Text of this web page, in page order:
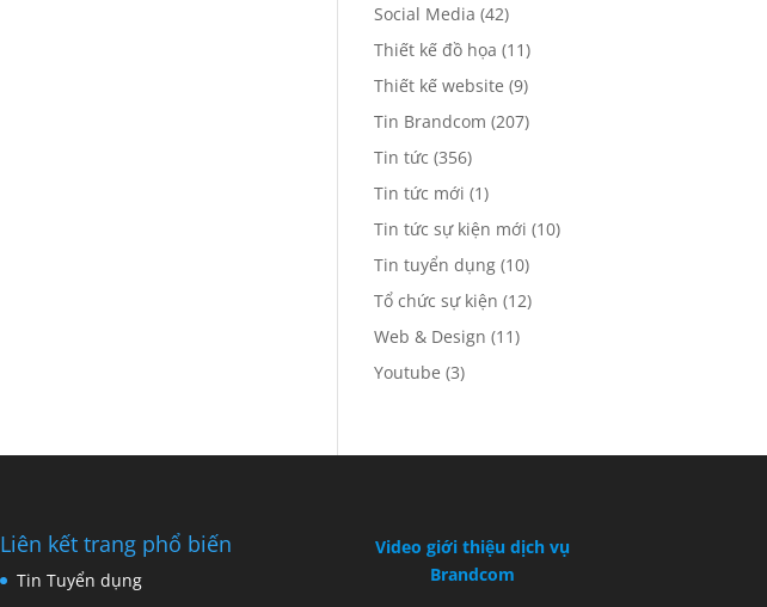
Social Media (42)
Thiết kế đồ họa (11)
Thiết kế website (9)
Tin Brandcom (207)
Tin tức (356)
Tin tức mới (1)
Tin tức sự kiện mới (10)
Tin tuyển dụng (10)
Tổ chức sự kiện (12)
Web & Design (11)
Youtube (3)
Liên kết trang phổ biến
Tin Tuyển dụng
Video giới thiệu dịch vụ
Brandcom